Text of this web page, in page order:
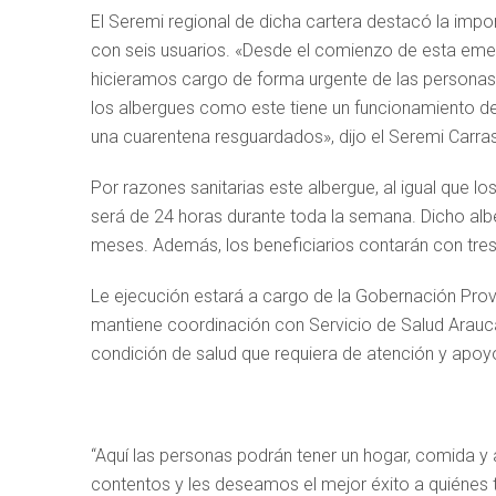
El Seremi regional de dicha cartera destacó la
con seis usuarios. «Desde el comienzo de esta
hicieramos cargo de forma urgente de las
los albergues como este tiene un funcionamiento
una cuarentena resguardados», dijo el Seremi
Por razones sanitarias este albergue, al igual que
será de 24 horas durante toda la semana. Dicho
meses. Además, los beneficiarios contarán con
Le ejecución estará a cargo de la Gobernación
mantiene coordinación con Servicio de Salud
condición de salud que requiera de atención y
“Aquí las personas podrán tener un hogar, comida
contentos y les deseamos el mejor éxito a